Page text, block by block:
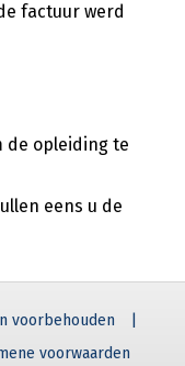
factuur werd
de opleiding te
eens u de
voorbehouden
voorwaarden